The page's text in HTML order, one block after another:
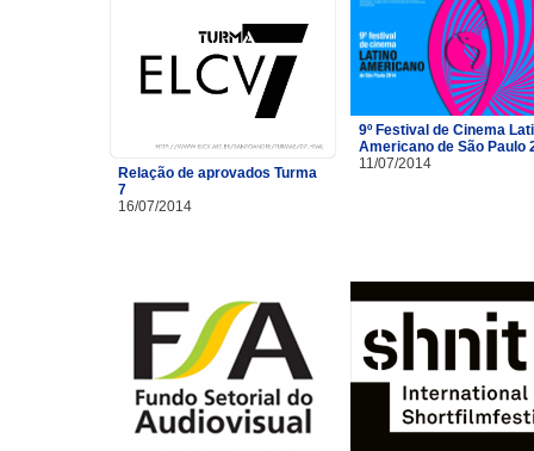
Relação de aprovados Turma
7
16/07/2014
9º Festival de Cinema
Americano de São Paulo
11/07/2014